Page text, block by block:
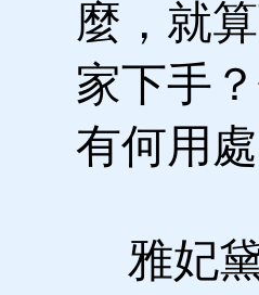
麼，就
家下手
有何用
雅妃黛